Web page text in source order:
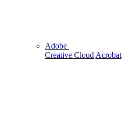
Adobe
Creative Cloud Acrobat